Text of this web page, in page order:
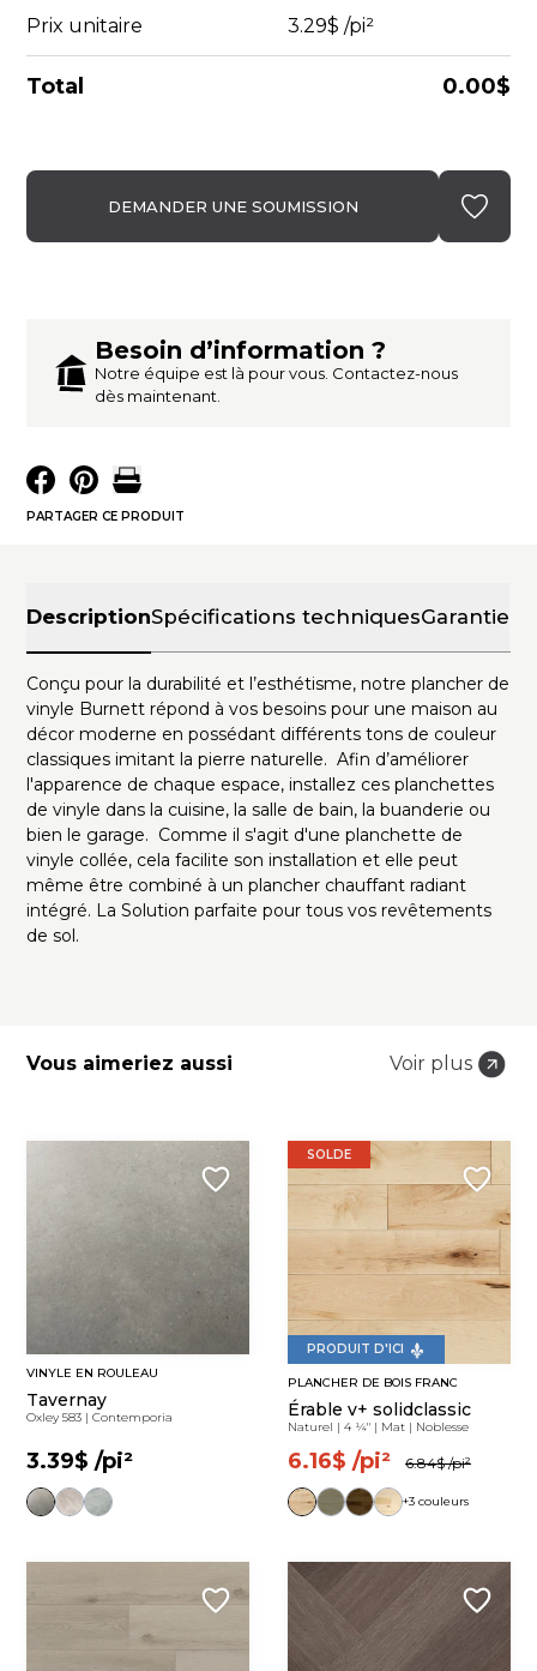
Besoin d’information ?
Notre équipe est là pour vous. Contactez-nous
dès maintenant.
PARTAGER CE PRODUIT
Prix unitaire 3.29$ /pi²
Total 0.00$
DEMANDER UNE SOUMISSION
DescriptionSpécifications techniquesGarantie
Conçu pour la durabilité et l’esthétisme, notre plancher de
vinyle Burnett répond à vos besoins pour une maison au
décor moderne en possédant différents tons de couleur
classiques imitant la pierre naturelle. Afin d’améliorer
l'apparence de chaque espace, installez ces planchettes
de vinyle dans la cuisine, la salle de bain, la buanderie ou
bien le garage. Comme il s'agit d'une planchette de
vinyle collée, cela facilite son installation et elle peut
même être combiné à un plancher chauffant radiant
intégré. La Solution parfaite pour tous vos revêtements
de sol.
Vous aimeriez aussi Voir plus
VINYLE EN ROULEAU
Tavernay
Oxley 583 |Contemporia
3.39$ /pi²
SOLDE
PRODUIT D'ICI
PLANCHER DE BOIS FRANC
Érable v+ solidclassic
Naturel | 4 ¼" | Mat | Noblesse
6.16$ /pi² 6.84$ /pi²
+3 couleurs